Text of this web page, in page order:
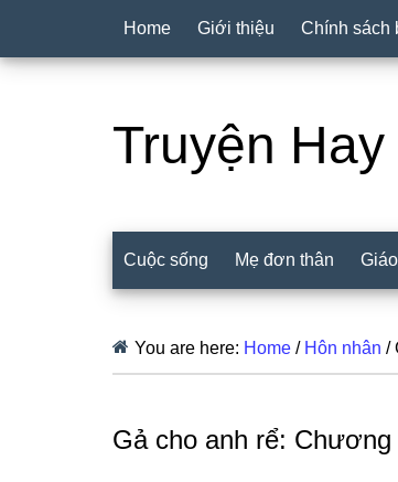
Home Giới thiệu Chính sách
Truyện Hay
Cuộc sống Mẹ đơn thân
You are here: Home / Hôn nhân /
Gả cho anh rể: Chương